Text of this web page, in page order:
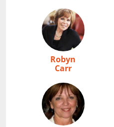
Robyn
Carr